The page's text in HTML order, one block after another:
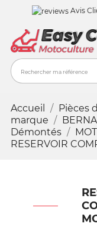
Avis
Accueil Pièces
marque
Démontés
RESERVOIR